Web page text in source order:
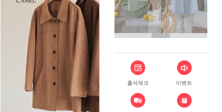
출석체크 이벤트